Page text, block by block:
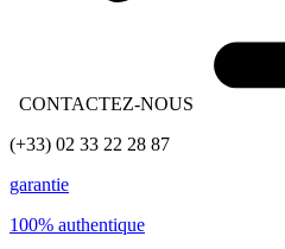
CONTACTEZ-NOUS
(+33) 02 33 22 28 87
garantie
100% authentique